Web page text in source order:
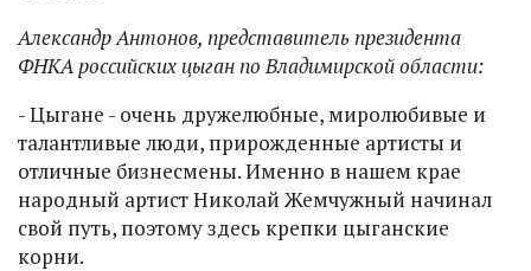
Александр Антонов, представитель президента
ФНКА российских цыган по Владимирской области:
- Цыгане - очень дружелюбные, миролюбивые и
талантливые люди, прирожденные артисты и
отличные бизнесмены. Именно в нашем крае
народный артист Николай Жемчужный начинал
свой путь, поэтому здесь крепки цыганские
корни.